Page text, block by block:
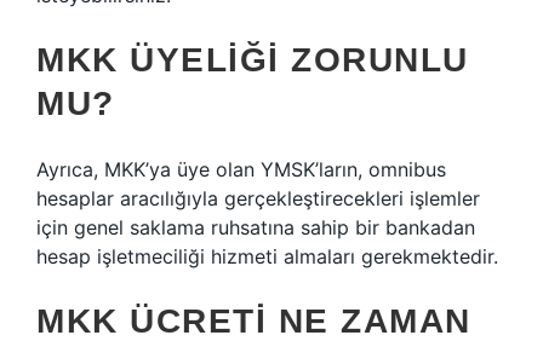
MKK ÜYELIĞI ZORUNLU
MU?
Ayrıca, MKK’ya üye olan YMSK’ların, omnibus
hesaplar aracılığıyla gerçekleştirecekleri işlemler
için genel saklama ruhsatına sahip bir bankadan
hesap işletmeciliği hizmeti almaları gerekmektedir.
MKK ÜCRETI NE ZAMAN